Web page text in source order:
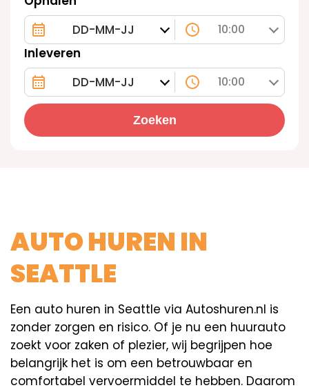
10:00
Inleveren
10:00
Zoeken
AUTO HUREN IN
SEATTLE
Een auto huren in Seattle via Autoshuren.nl is
zonder zorgen en risico. Of je nu een huurauto
zoekt voor zaken of plezier, wij begrijpen hoe
belangrijk het is om een betrouwbaar en
comfortabel vervoermiddel te hebben. Daarom